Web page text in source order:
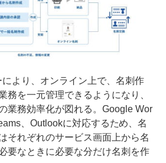
より、オンライン上で、名刺作
務を一元管理できるようになり、
業務効率化が図れる。Google Wor
、Outlookに対応するため、名
それぞれのサービス画面上から名
要なときに必要な分だけ名刺を作